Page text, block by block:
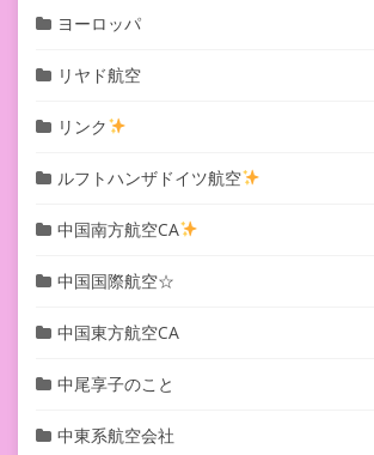
ヨーロッパ
リヤド航空
リンク
ルフトハンザドイツ航空
中国南方航空CA
中国国際航空☆
中国東方航空CA
中尾享子のこと
中東系航空会社